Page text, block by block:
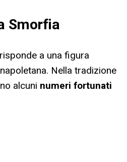
Smorfia
a una figura
Nella tradizione
alcuni numeri fortunati